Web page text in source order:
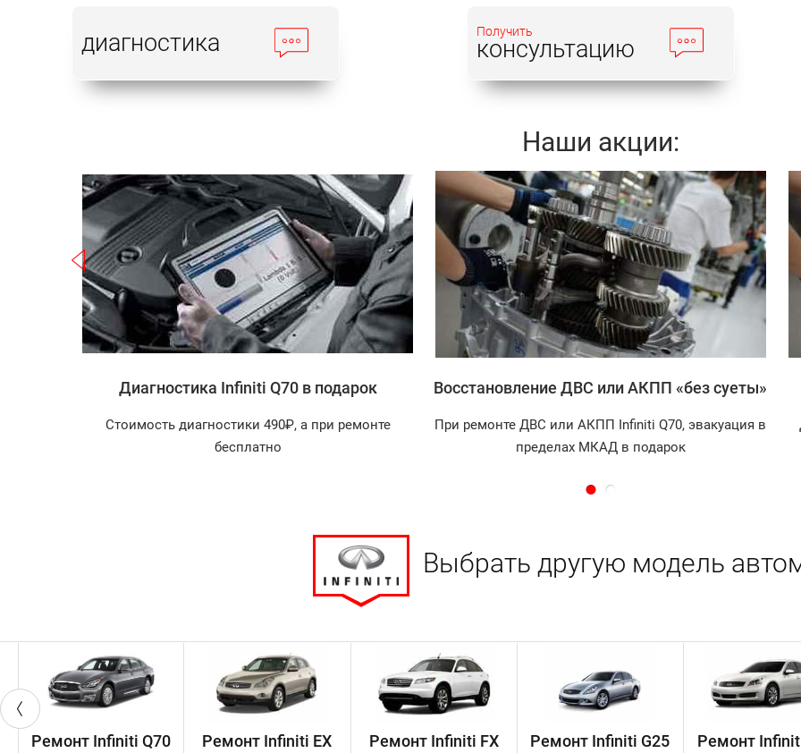
диагностика Получить
консультацию
Наши акции:
Записаться
Диагностика Infiniti Q70 в подарок
Стоимость диагностики 490₽, а при ремонте
бесплатно
Записаться
Восстановление ДВС или АКПП «без суеты»
При ремонте ДВС или АКПП Infiniti Q70, эвакуация в
пределах МКАД в подарок
Выбрать другую модель
Ремонт Infiniti Q70 Ремонт Infiniti EX Ремонт Infiniti FX Ремонт Infiniti G25 Ремонт